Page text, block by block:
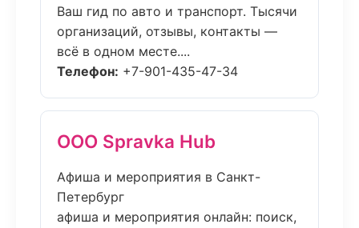
Ваш гид по авто и транспорт. Тысячи
организаций, отзывы, контакты —
всё в одном месте....
Телефон: +7-901-435-47-34
ООО Spravka Hub
Афиша и мероприятия в Санкт-
Петербург
афиша и мероприятия онлайн: поиск,